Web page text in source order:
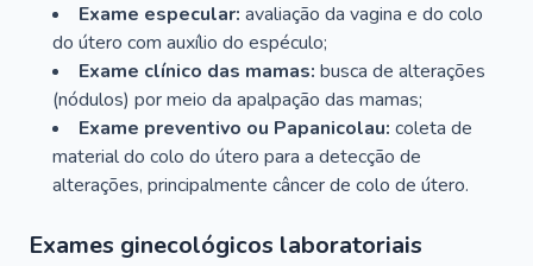
Exame especular: avaliação da vagina e do colo
do útero com auxílio do espéculo;
Exame clínico das mamas: busca de alterações
(nódulos) por meio da apalpação das mamas;
Exame preventivo ou Papanicolau: coleta de
material do colo do útero para a detecção de
alterações, principalmente câncer de colo de útero.
Exames ginecológicos laboratoriais